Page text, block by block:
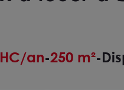
an-250 m²-